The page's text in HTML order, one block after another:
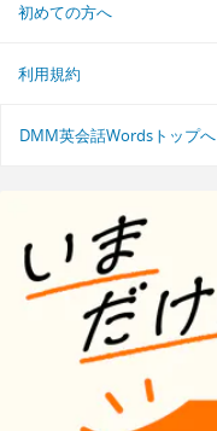
初めての方へ
利用規約
DMM英会話Wordsトップへ